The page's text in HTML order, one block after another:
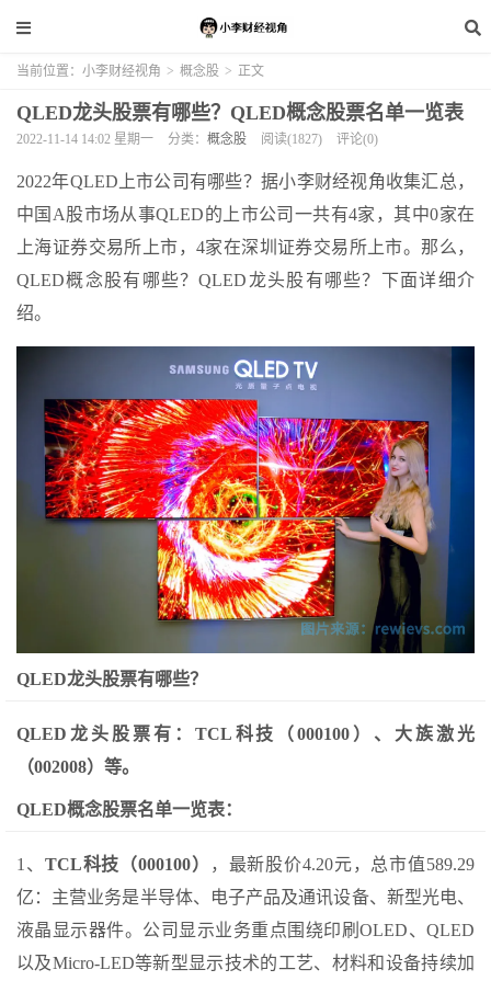
当前位置： 小李财经视角 > 概念股 > 正文
QLED龙头股票有哪些？QLED概念股票名单一览表
2022-11-14 14:02 星期一 分类： 概念股 阅读(1827) 评论(0)
2022年QLED上市公司有哪些？据小李财经视角收集汇总，
中国A股市场从事QLED的上市公司一共有4家，其中0家在
上海证券交易所上市，4家在深圳证券交易所上市。那么，
QLED概念股有哪些？QLED龙头股有哪些？下面详细介
绍。
QLED龙头股票有哪些？
QLED龙头股票有：TCL科技（000100）、大族激光
（002008）等。
QLED概念股票名单一览表：
1、 TCL科技（000100）
，最新股价4.20元，总市值589.29
亿：主营业务是半导体、电子产品及通讯设备、新型光电、
液晶显示器件。公司显示业务重点围绕印刷OLED、QLED
以及Micro-LED等新型显示技术的工艺、材料和设备持续加